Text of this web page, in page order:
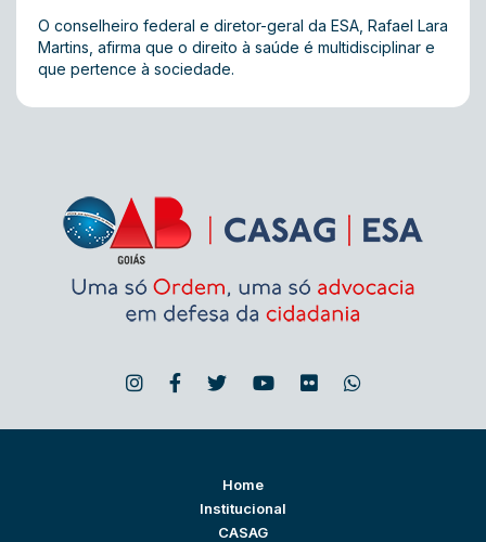
O conselheiro federal e diretor-geral da ESA, Rafael Lara
Martins, afirma que o direito à saúde é multidisciplinar e
que pertence à sociedade.
Home
Institucional
CASAG